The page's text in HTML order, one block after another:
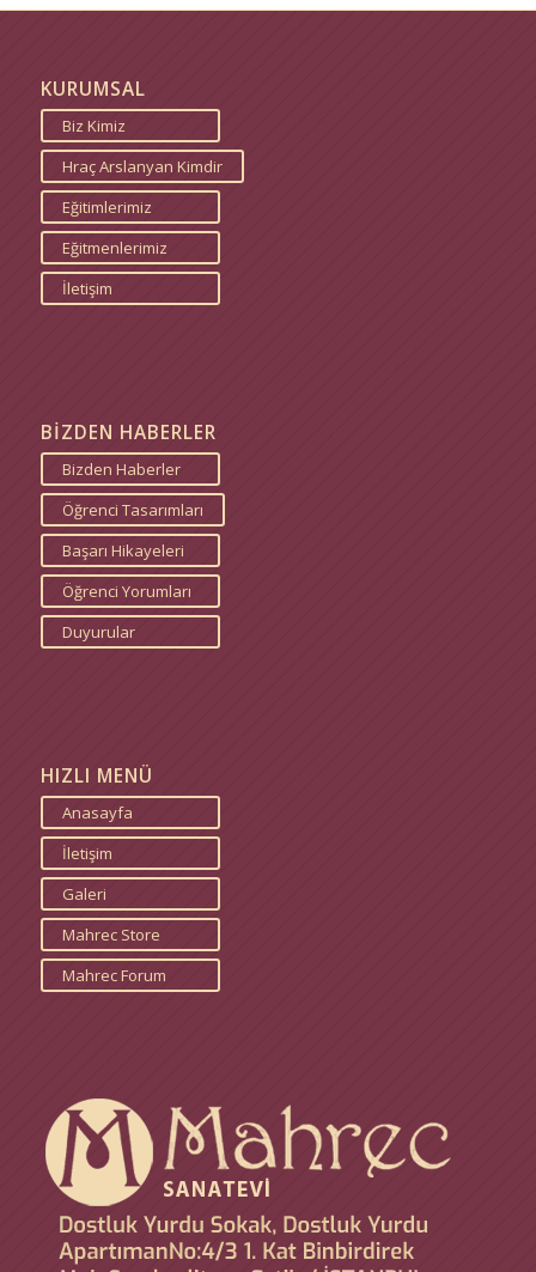
KURUMSAL
Biz Kimiz
Hraç Arslanyan Kimdir
Eğitimlerimiz
Eğitmenlerimiz
İletişim
BİZDEN HABERLER
Bizden Haberler
Öğrenci Tasarımları
Başarı Hikayeleri
Öğrenci Yorumları
Duyurular
HIZLI MENÜ
Anasayfa
İletişim
Galeri
Mahrec Store
Mahrec Forum